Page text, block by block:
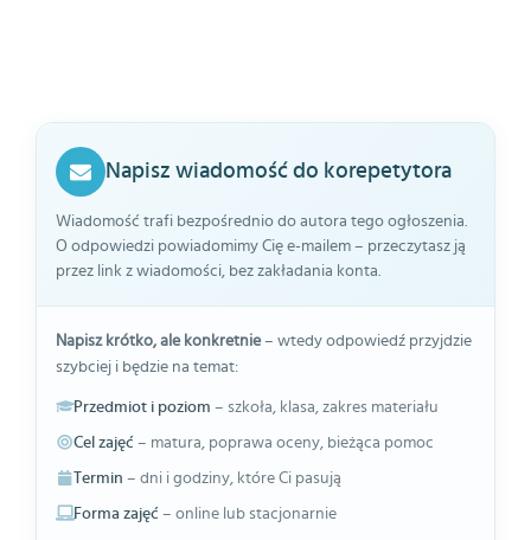
Napisz wiadomość do korepetytora
Wiadomość trafi bezpośrednio do autora tego ogłoszenia.
O odpowiedzi powiadomimy Cię e-mailem – przeczytasz ją
przez link z wiadomości, bez zakładania konta.
Napisz krótko, ale konkretnie– wtedy odpowiedź przyjdzie
szybciej i będzie na temat:
Przedmiot i poziom – szkoła, klasa, zakres materiału
Cel zajęć – matura, poprawa oceny, bieżąca pomoc
Termin – dni i godziny, które Ci pasują
Forma zajęć – online lub stacjonarnie